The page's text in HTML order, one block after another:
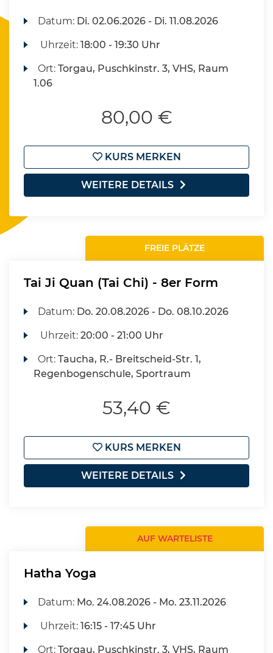
Datum: Di. 02.06.2026 - Di. 11.08.2026
Uhrzeit:18:00 - 19:30 Uhr
Ort:Torgau, Puschkinstr. 3, VHS, Raum
1.06
80,00 €
KURS MERKEN
WEITERE DETAILS
FREIE PLÄTZE
Tai Ji Quan (Tai Chi) - 8er Form
Datum: Do. 20.08.2026 - Do. 08.10.2026
Uhrzeit:20:00 - 21:00 Uhr
Ort:Taucha, R.- Breitscheid-Str. 1,
Regenbogenschule, Sportraum
53,40 €
KURS MERKEN
WEITERE DETAILS
AUF WARTELISTE
Hatha Yoga
Datum: Mo. 24.08.2026 - Mo. 23.11.2026
Uhrzeit:16:15 - 17:45 Uhr
Ort:Torgau, Puschkinstr. 3, VHS, Raum